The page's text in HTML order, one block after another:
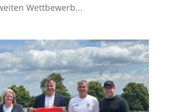
Wettbewerb...